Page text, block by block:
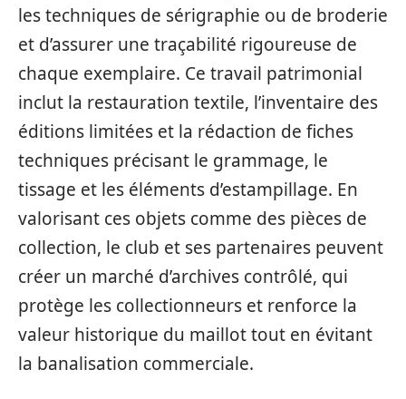
les techniques de sérigraphie ou de broderie
et d’assurer une traçabilité rigoureuse de
chaque exemplaire. Ce travail patrimonial
inclut la restauration textile, l’inventaire des
éditions limitées et la rédaction de fiches
techniques précisant le grammage, le
tissage et les éléments d’estampillage. En
valorisant ces objets comme des pièces de
collection, le club et ses partenaires peuvent
créer un marché d’archives contrôlé, qui
protège les collectionneurs et renforce la
valeur historique du maillot tout en évitant
la banalisation commerciale.